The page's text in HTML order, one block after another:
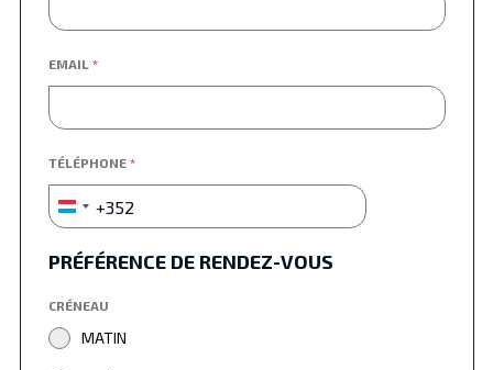
EMAIL *
TÉLÉPHONE *
Luxembourg
+352
+352
PRÉFÉRENCE DE RENDEZ-VOUS
CRÉNEAU
MATIN